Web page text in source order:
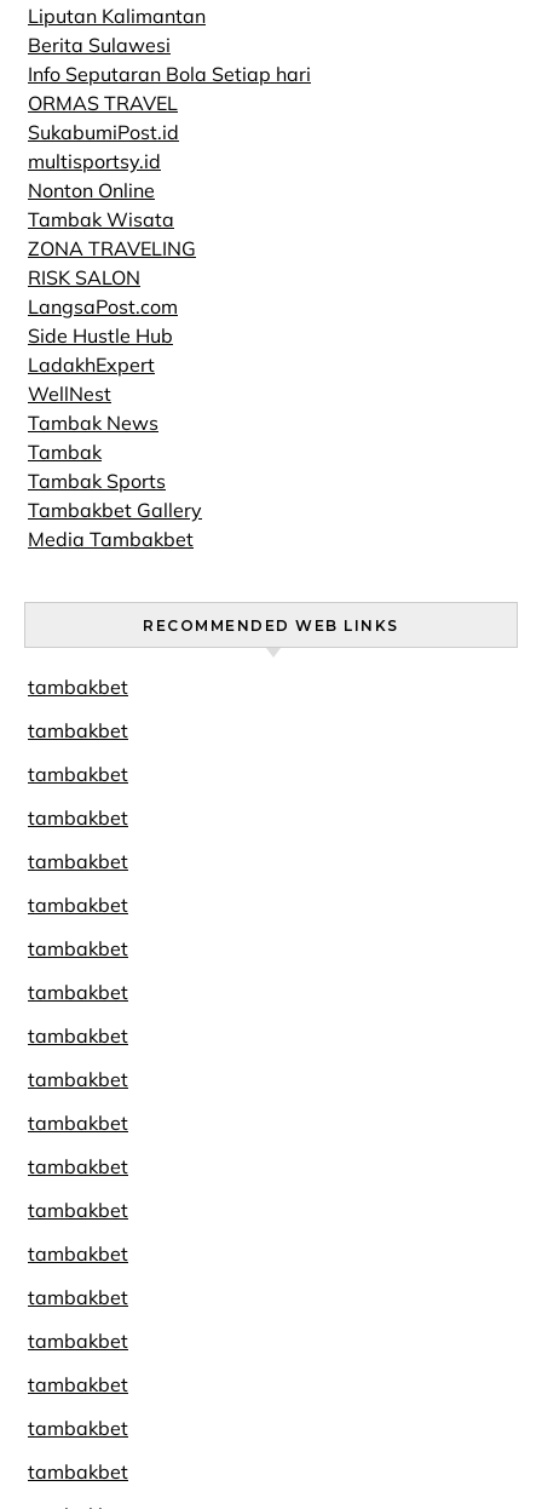
Liputan Kalimantan
Berita Sulawesi
Info Seputaran Bola Setiap hari
ORMAS TRAVEL
SukabumiPost.id
multisportsy.id
Nonton Online
Tambak Wisata
ZONA TRAVELING
RISK SALON
LangsaPost.com
Side Hustle Hub
LadakhExpert
WellNest
Tambak News
Tambak
Tambak Sports
Tambakbet Gallery
Media Tambakbet
RECOMMENDED WEB LINKS
tambakbet
tambakbet
tambakbet
tambakbet
tambakbet
tambakbet
tambakbet
tambakbet
tambakbet
tambakbet
tambakbet
tambakbet
tambakbet
tambakbet
tambakbet
tambakbet
tambakbet
tambakbet
tambakbet